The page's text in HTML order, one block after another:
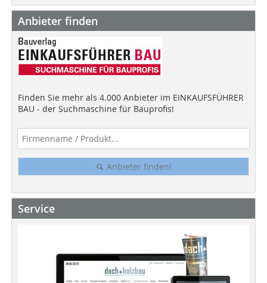
Anbieter finden
Finden Sie mehr als 4.000 Anbieter im EINKAUFSFÜHRER
BAU - der Suchmaschine für Bauprofis!
Anbieter finden!
Service